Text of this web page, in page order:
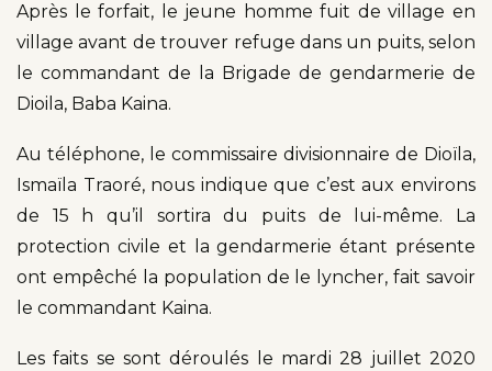
Après le forfait, le jeune homme fuit de village en
village avant de trouver refuge dans un puits, selon
le commandant de la Brigade de gendarmerie de
Dioila, Baba Kaina.
Au téléphone, le commissaire divisionnaire de Dioïla,
Ismaïla Traoré, nous indique que c’est aux environs
de 15 h qu’il sortira du puits de lui-même. La
protection civile et la gendarmerie étant présente
ont empêché la population de le lyncher, fait savoir
le commandant Kaina.
Les faits se sont déroulés le mardi 28 juillet 2020